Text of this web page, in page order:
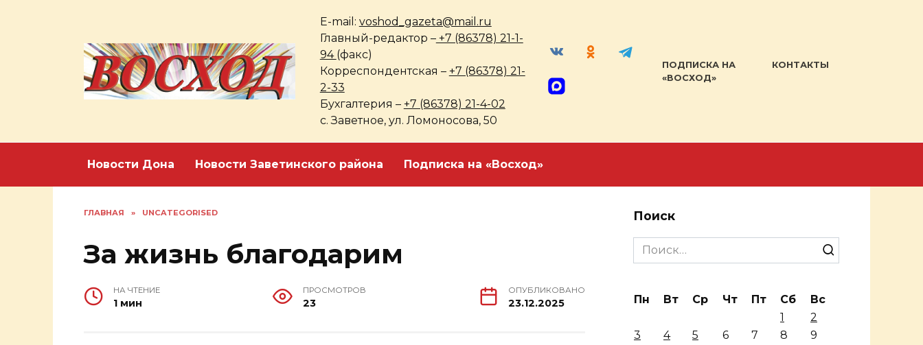
E-mail: voshod_gazeta@mail.ru
Главный-редактор –+7 (86378) 21-1-
94 (факс)
Корреспондентская – +7 (86378) 21-
2-33
Бухгалтерия – +7 (86378) 21-4-02
с. Заветное, ул. Ломоносова, 50
ПОДПИСКА НА
«ВОСХОД»
КОНТАКТЫ
Новости Дона Новости Заветинского района Подписка на «Восход»
ГЛАВНАЯ » UNCATEGORISED
За жизнь благодарим
НА ЧТЕНИЕ
1 мин
ПРОСМОТРОВ
23
ОПУБЛИКОВАНО
23.12.2025
Поиск
Search
for:
Пн Вт Ср Чт Пт Сб
Вс
1
2
3
4 5 6 7 8
9